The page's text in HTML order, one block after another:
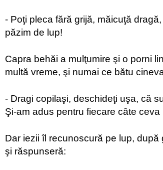
- Poţi pleca fără grijă, măicuţă
păzim de lup!
Capra behăi a mulţumire şi o porni
multă vreme, şi numai ce bătu
- Dragi copilaşi, deschideţi uşa, că
Şi-am adus pentru fiecare câte ceva
Dar iezii îl recunoscură pe lup, după
şi răspunseră: